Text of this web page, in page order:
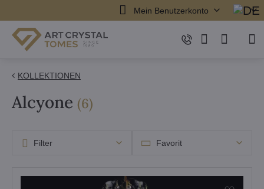
Mein Benutzerkonto
KOLLEKTIONEN
Alcyone (6Artikel
)
Favorit
Filter